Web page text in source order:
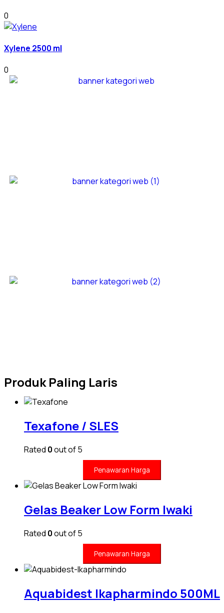
0
Xylene 2500 ml
0
Produk Paling Laris
Texafone / SLES
Rated 0out of 5
Penawaran Harga
Gelas Beaker Low Form Iwaki
Rated 0out of 5
Penawaran Harga
Aquabidest Ikapharmindo 500ML